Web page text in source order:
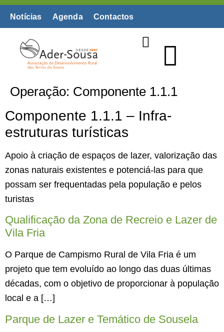
Notícias Agenda Contactos
Operação: Componente 1.1.1
Componente 1.1.1 – Infra-
estruturas turísticas
Apoio à criação de espaços de lazer, valorização das
zonas naturais existentes e potenciá-las para que
possam ser frequentadas pela população e pelos
turistas
Qualificação da Zona de Recreio e Lazer de
Vila Fria
O Parque de Campismo Rural de Vila Fria é um
projeto que tem evoluído ao longo das duas últimas
décadas, com o objetivo de proporcionar à população
local e a […]
Parque de Lazer e Temático de Sousela